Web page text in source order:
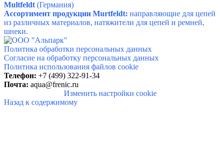
Multfeldt(Германия)
Ассортимент продукции Murtfeldt: направляющие для цепей
из различных материалов, натяжители для цепей и ремней,
шнеки.
Политика обработки персональных данных
Согласие на обработку персональных данных
Политика использования файлов cookie
Телефон: +7 (499) 322-91-34
Почта: aqua@frenic.ru
Изменить настройки cookie
Назад к содержимому